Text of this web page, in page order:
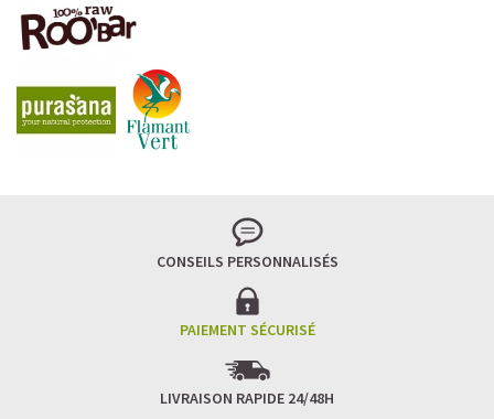
CONSEILS PERSONNALISÉS
PAIEMENT SÉCURISÉ
LIVRAISON RAPIDE 24/48H